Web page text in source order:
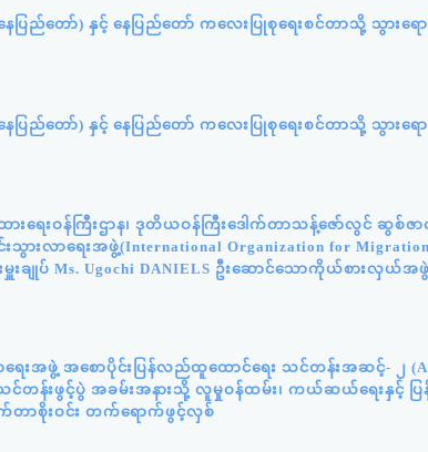
ပြည်တော်) နှင့် နေပြည်တော် ကလေးပြုစုရေးစင်တာသို့ သွားရ
ပြည်တော်) နှင့် နေပြည်တော် ကလေးပြုစုရေးစင်တာသို့ သွားရ
ရေးဝန်ကြီးဌာန၊ ဒုတိယဝန်ကြီးဒေါက်တာသန့်ဇော်လွင် ဆွစ်ဇာ
ားလာရေးအဖွဲ့(International Organization for
းချုပ် Ms. Ugochi DANIELS ဦးဆောင်သောကိုယ်စားလှယ်အ
ေးအဖွဲ့ အစောပိုင်းပြန်လည်ထူထောင်ရေး သင်တန်းအဆင့်- ၂
သင်တန်းဖွင့်ပွဲ အခမ်းအနားသို့ လူမှုဝန်ထမ်း၊ ကယ်ဆယ်ရေးနှင့် ပ
ေါက်တာစိုးဝင်း တက်ရောက်ဖွင့်လှစ်